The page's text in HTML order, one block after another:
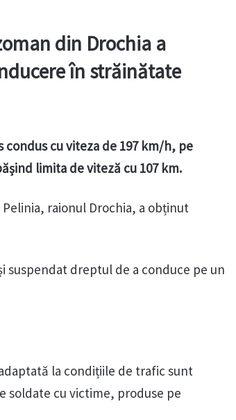
din Drochia a
în străinătate
cu viteza de 197 km/h, pe
limita de viteză cu 107 km.
raionul Drochia, a obținut
suspendat dreptul de a conduce pe un
la condițiile de trafic sunt
soldate cu victime, produse pe